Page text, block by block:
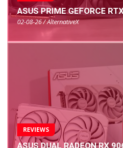
ASUS PRIME GEFORCE
02-08-26 / AlternativeX
REVIEWS
ASUS DUAL RADEON RX